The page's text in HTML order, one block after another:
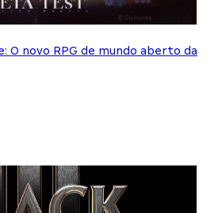
O novo RPG de mundo aberto da